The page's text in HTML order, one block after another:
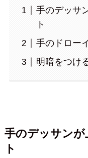
手のデッサ
ト
手のドロー
明暗をつけ
手のデッサン
ト